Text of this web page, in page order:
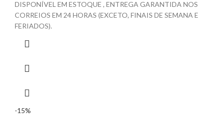
DISPONÍVEL EM ESTOQUE , ENTREGA GARANTIDA NOS
CORREIOS EM 24 HORAS (EXCETO, FINAIS DE SEMANA E
FERIADOS).
-15%